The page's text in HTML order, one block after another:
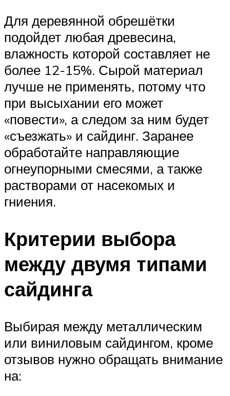
Для деревянной обрешётки
подойдет любая древесина,
влажность которой составляет не
более 12-15%. Сырой материал
лучше не применять, потому что
при высыхании его может
«повести», а следом за ним будет
«съезжать» и сайдинг. Заранее
обработайте направляющие
огнеупорными смесями, а также
растворами от насекомых и
гниения.
Критерии выбора
между двумя типами
сайдинга
Выбирая между металлическим
или виниловым сайдингом, кроме
отзывов нужно обращать внимание
на: